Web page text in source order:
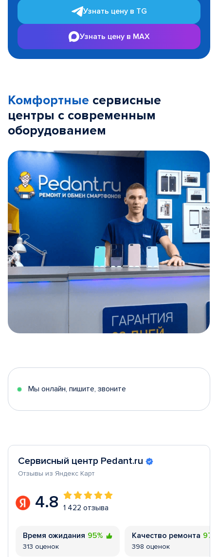
Узнать цену в TG
Узнать цену в MAX
Комфортные сервисные
центры с современным
оборудованием
5
Мы онлайн, пишите, звоните
Сервисный центр Pedant.ru
Отзывы из Яндекс Карт
4.8 1 422 отзыва
Время ожидания 95%
313 оценок
Качество ремонта
398 оценок